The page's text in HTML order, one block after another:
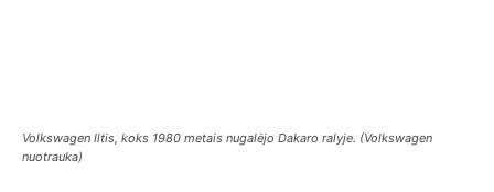
Volkswagen Iltis, koks 1980 metais nugalėjo Dakaro ralyje. (Volkswagen
nuotrauka)